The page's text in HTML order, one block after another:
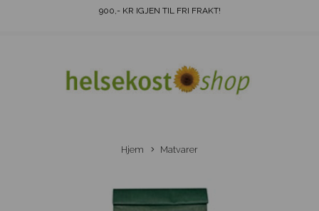
900,- KR IGJEN TIL FRI FRAKT!
Hjem Matvarer